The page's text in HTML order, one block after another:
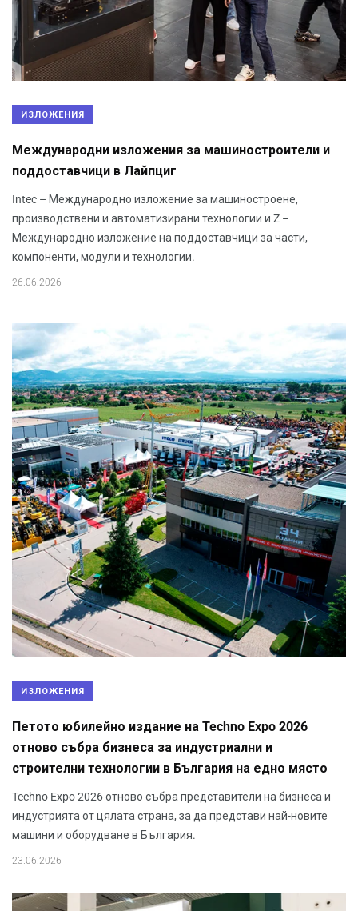
ИЗЛОЖЕНИЯ
Международни изложения за машиностроители и
поддоставчици в Лайпциг
Intec – Международно изложение за машиностроене,
производствени и автоматизирани технологии и Z –
Международно изложение на поддоставчици за части,
компоненти, модули и технологии.
26.06.2026
ИЗЛОЖЕНИЯ
Петото юбилейно издание на Techno Expo 2026
отново събра бизнеса за индустриални и
строителни технологии в България на едно място
Techno Expo 2026 отново събра представители на бизнеса и
индустрията от цялата страна, за да представи най-новите
машини и оборудване в България.
23.06.2026